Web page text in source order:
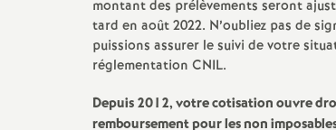
montant des prélèvements seront
tard en août 2022. N’oubliez pas de
puissions assurer le suivi de votre
réglementation CNIL.
Depuis 2012, votre cotisation ouvre
remboursement pour les non